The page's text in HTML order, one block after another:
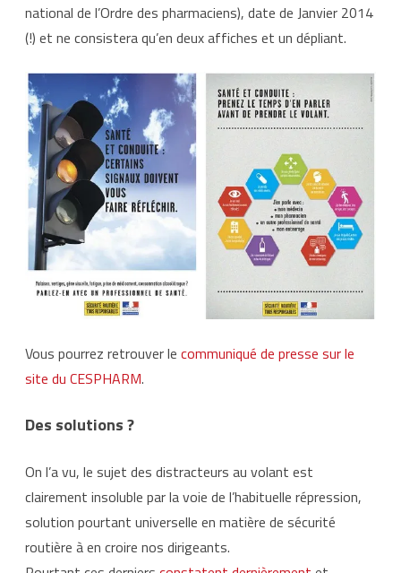
national de l’Ordre des pharmaciens), date de Janvier 2014
(!) et ne consistera qu’en deux affiches et un dépliant.
Vous pourrez retrouver le communiqué de presse sur le
site du CESPHARM.
Des solutions ?
On l’a vu, le sujet des distracteurs au volant est
clairement insoluble par la voie de l’habituelle répression,
solution pourtant universelle en matière de sécurité
routière à en croire nos dirigeants.